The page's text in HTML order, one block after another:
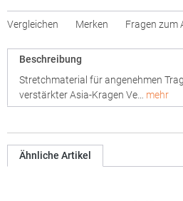
Vergleichen Merken Fragen zum
Beschreibung
Stretchmaterial für angenehmen
verstärkter Asia-Kragen Ve… mehr
Ähnliche Artikel